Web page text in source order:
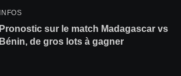
INFOS
Pronostic sur le match Madagascar vs
Bénin, de gros lots à gagner